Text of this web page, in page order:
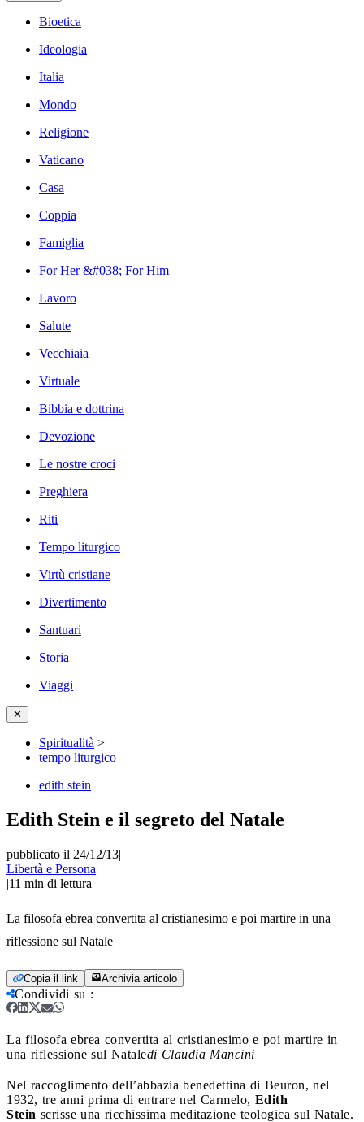
Bioetica
Ideologia
Italia
Mondo
Religione
Vaticano
Casa
Coppia
Famiglia
For Her &#038; For Him
Lavoro
Salute
Vecchiaia
Virtuale
Bibbia e dottrina
Devozione
Le nostre croci
Preghiera
Riti
Tempo liturgico
Virtù cristiane
Divertimento
Santuari
Storia
Viaggi
✕
Spiritualità >
tempo liturgico
edith stein
Edith Stein e il segreto del Natale
pubblicato il 24/12/13|
Libertà e Persona
|11 min di lettura
La filosofa ebrea convertita al cristianesimo e poi martire in una
riflessione sul Natale
Copia il link Archivia articolo
Condividi su :
La filosofa ebrea convertita al cristianesimo e poi martire in
una riflessione sul Nataledi Claudia Mancini
Nel raccoglimento dell’abbazia benedettina di Beuron, nel
1932, tre anni prima di entrare nel Carmelo, Edith
Stein scrisse una ricchissima meditazione teologica sul Natale.